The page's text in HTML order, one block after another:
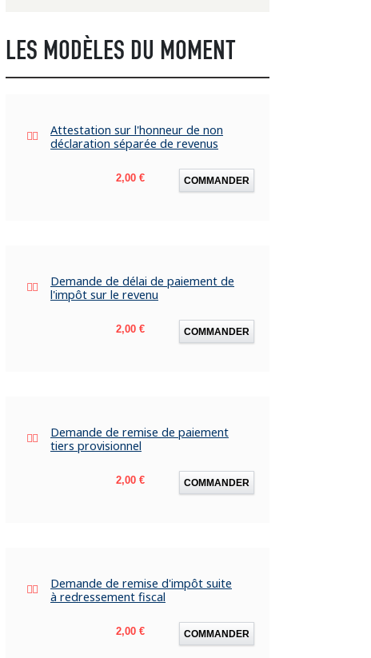
LES MODÈLES DU MOMENT
Attestation sur l'honneur de non
déclaration séparée de revenus
Prix
2,00 € COMMANDER
Demande de délai de paiement de
l'impôt sur le revenu
Prix
2,00 € COMMANDER
Demande de remise de paiement
tiers provisionnel
Prix
2,00 € COMMANDER
Demande de remise d'impôt suite
à redressement fiscal
Prix
2,00 € COMMANDER